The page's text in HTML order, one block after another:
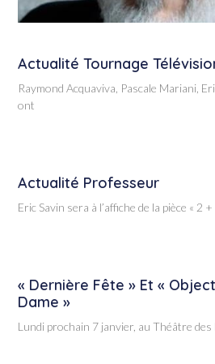
Actualité Tournage
Raymond Acquaviva, Pascale Mariani,
ont
Actualité Professeur
Eric Savin sera à l’affiche de la pièce « 2 +
« Dernière Fête » Et «
Dame »
Lundi prochain 7 janvier, au Théâtre